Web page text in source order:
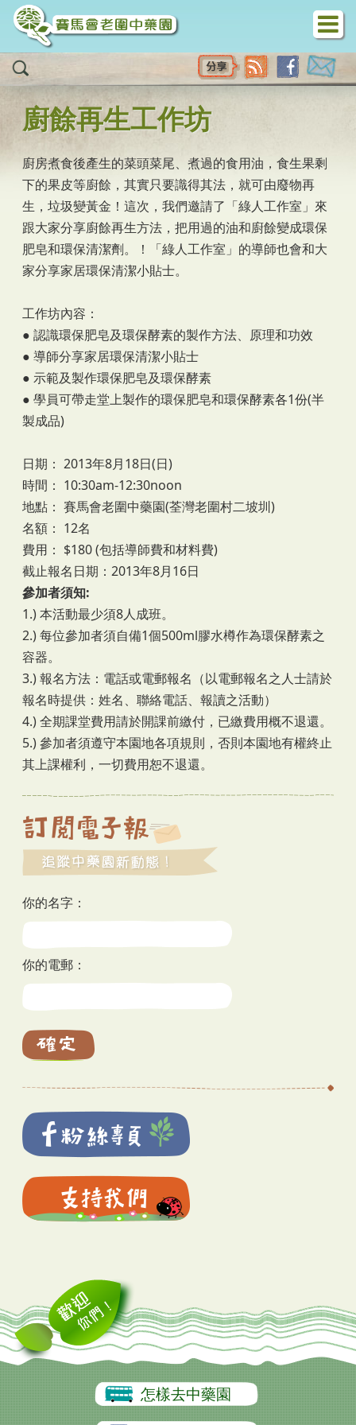
移至主內容
廚餘再生工作坊
廚房煮食後產生的菜頭菜尾、煮過的食用油，食生果剩
下的果皮等廚餘，其實只要識得其法，就可由廢物再
生，垃圾變黃金！這次，我們邀請了「綠人工作室」來
跟大家分享廚餘再生方法，把用過的油和廚餘變成環保
肥皂和環保清潔劑。！「綠人工作室」的導師也會和大
家分享家居環保清潔小貼士。
工作坊內容：
● 認識環保肥皂及環保酵素的製作方法、原理和功效
● 導師分享家居環保清潔小貼士
● 示範及製作環保肥皂及環保酵素
● 學員可帶走堂上製作的環保肥皂和環保酵素各1份(半
製成品)
日期： 2013年8月18日(日)
時間： 10:30am-12:30noon
地點： 賽馬會老圍中藥園(荃灣老圍村二坡圳)
名額： 12名
費用： $180 (包括導師費和材料費)
截止報名日期：2013年8月16日
參加者須知:
1.) 本活動最少須8人成班。
2.) 每位參加者須自備1個500ml膠水樽作為環保酵素之
容器。
3.) 報名方法：電話或電郵報名（以電郵報名之人士請於
報名時提供：姓名、聯絡電話、報讀之活動）
4.) 全期課堂費用請於開課前繳付，已繳費用概不退還。
5.) 參加者須遵守本園地各項規則，否則本園地有權終止
其上課權利，一切費用恕不退還。
你的名字：
你的電郵：
怎樣去中藥園